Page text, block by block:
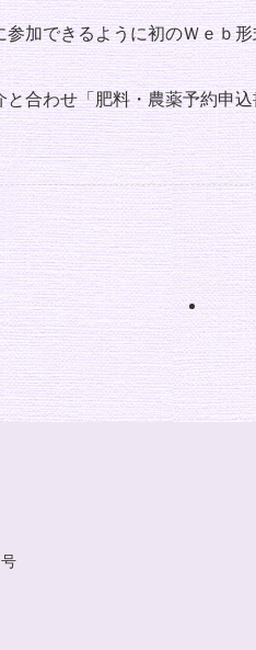
加できるように初のＷｅｂ形
合わせ「肥料・農薬予約申込